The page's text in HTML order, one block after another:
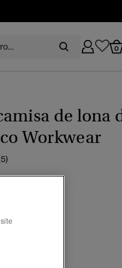
0
de lona
Workwear
rebajado de
a
arenisca